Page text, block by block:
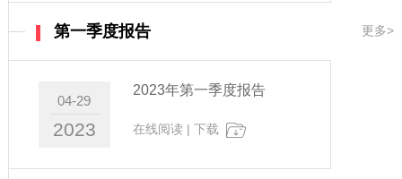
第一季度报告 更多>
04-29
2023
2023年第一季度报告
在线阅读 | 下载